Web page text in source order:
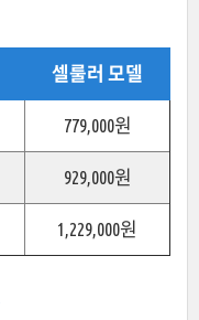
셀룰러 모델
779,000원
929,000원
1,229,000원